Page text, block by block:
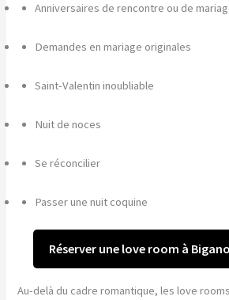
Anniversaires de rencontre ou de
Demandes en mariage originales
Saint-Valentin inoubliable
Nuit de noces
Se réconcilier
Passer une nuit coquine
Réserver une love room à
Au-delà du cadre romantique, les love